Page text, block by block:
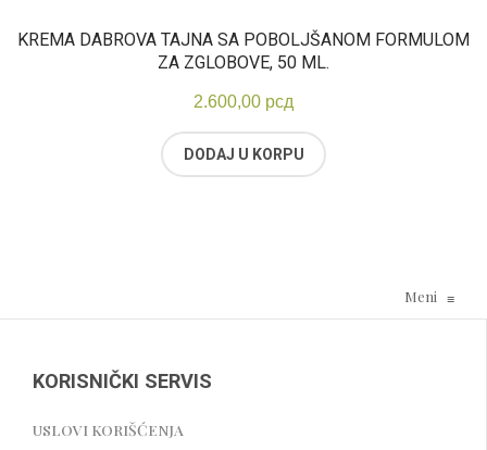
KREMA DABROVA TAJNA SA POBOLJŠANOM FORMULOM
ZA ZGLOBOVE, 50 ML.
2.600,00 рсд
DODAJ U KORPU
Meni ≡
KORISNIČKI SERVIS
USLOVI KORIŠĆENJA